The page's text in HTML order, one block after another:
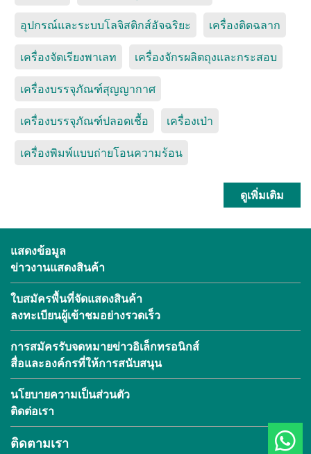
อุปกรณ์และระบบโลจิสติกส์อัจฉริยะ เครื่องติดฉลาก
เครื่องจัดเรียงพาเลท เครื่องจักรผลิตถุงและกระสอบ
เครื่องบรรจุภัณฑ์สุญญากาศ
เครื่องบรรจุภัณฑ์ปลอดเชื้อ เครื่องเป่า
เครื่องพิมพ์แบบถ่ายโอนความร้อน
ดูเพิ่มเติม
แสดงข้อมูล
ข่าวงานแสดงสินค้า
ใบสมัครพื้นที่จัดแสดงสินค้า
ลงทะเบียนผู้เข้าชมอย่างรวดเร็ว
การสมัครรับจดหมายข่าวอิเล็กทรอนิกส์
สื่อและองค์กรที่ให้การสนับสนุน
นโยบายความเป็นส่วนตัว
ติดต่อเรา
ติดตามเรา